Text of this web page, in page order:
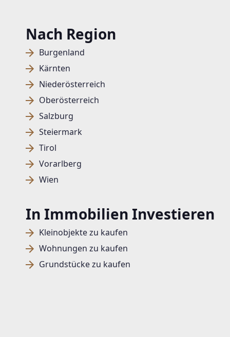
Nach Region
Burgenland
Kärnten
Niederösterreich
Oberösterreich
Salzburg
Steiermark
Tirol
Vorarlberg
Wien
In Immobilien Investieren
Kleinobjekte zu kaufen
Wohnungen zu kaufen
Grundstücke zu kaufen